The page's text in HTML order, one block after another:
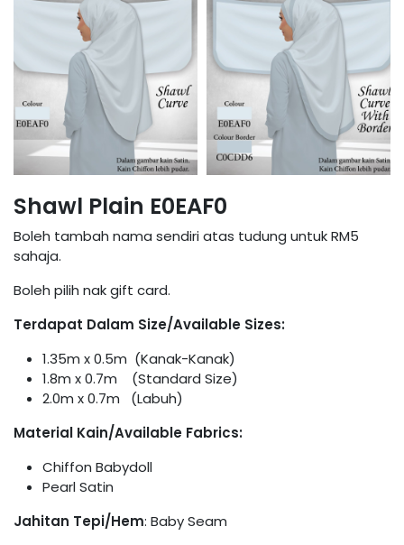
Shawl Plain E0EAF0
Boleh tambah nama sendiri atas tudung untuk RM5
sahaja.
Boleh pilih nak gift card.
Terdapat Dalam Size/Available Sizes:
1.35m x 0.5m (Kanak-Kanak)
1.8m x 0.7m (Standard Size)
2.0m x 0.7m (Labuh)
Material Kain/Available Fabrics:
Chiffon Babydoll
Pearl Satin
Jahitan Tepi/Hem: Baby Seam